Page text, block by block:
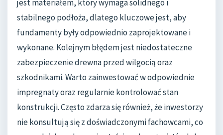
jest materiałem, który wymaga solidnego i
stabilnego podłoża, dlatego kluczowe jest, aby
fundamenty były odpowiednio zaprojektowane i
wykonane. Kolejnym błędem jest niedostateczne
zabezpieczenie drewna przed wilgocią oraz
szkodnikami. Warto zainwestować w odpowiednie
impregnaty oraz regularnie kontrolować stan
konstrukcji. Często zdarza się również, że inwestorzy
nie konsultują się z doświadczonymi fachowcami, co